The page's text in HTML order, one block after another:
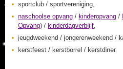
sportclub / sportvereniging,
naschoolse opvang / kinderopvang /
Opvang) / kinderdagverblijf,
jeugdweekend / jongerenweekend /
kerstfeest / kerstborrel / kerstdiner.